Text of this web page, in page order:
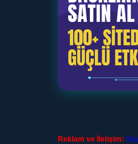
Reklam ve İletişim: